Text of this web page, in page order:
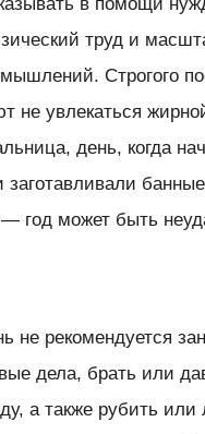
труд и
Строгого
не увлекаться
день, когда
— год может быть
не рекомендуется
дела, брать или
а также рубить